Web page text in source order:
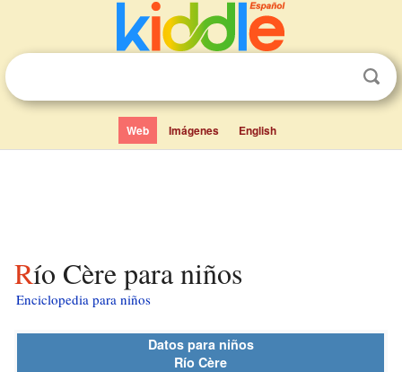
Web Imágenes English
Río Cère para niños
Enciclopedia para niños
Datos para niños
Río Cère